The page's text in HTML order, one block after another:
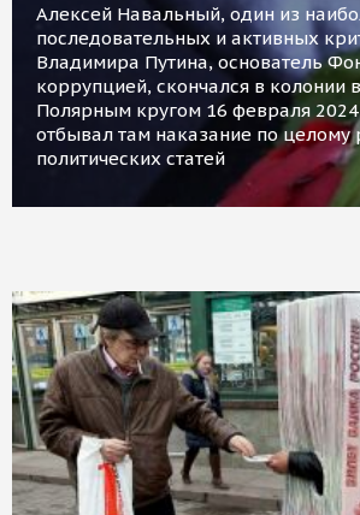
Алексей Навальный, один из
последовательных и активных
Владимира Путина, основатель
коррупцией, скончался в колонии
Полярным кругом 16 февраля
отбывал там наказание по целому
политических статей